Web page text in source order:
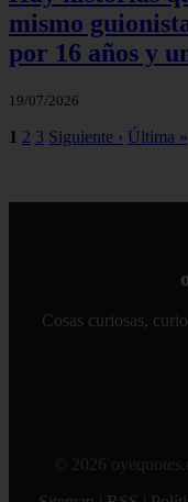
mismo
por 16 años y
19/07/2026
1 2 3 Siguiente › Última »
Cosas curiosas,
© 2026